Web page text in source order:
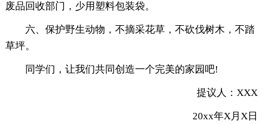
废品回收部门，少用塑料包装袋。
六、保护野生动物，不摘采花草，不砍伐树木，不踏
草坪。
同学们，让我们共同创造一个完美的家园吧!
提议人：XXX
20xx年X月X日